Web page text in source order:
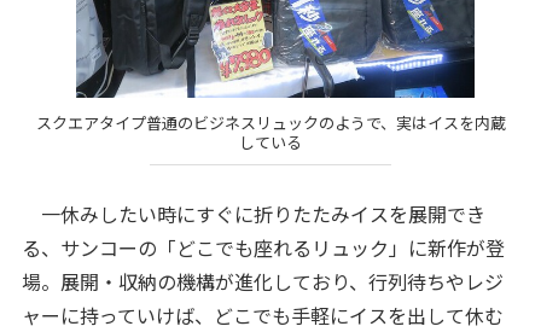
スクエアタイプ普通のビジネスリュックのようで、実はイスを内蔵
している
一休みしたい時にすぐに折りたたみイスを展開でき
る、サンコーの「どこでも座れるリュック」に新作が登
場。展開・収納の機構が進化しており、行列待ちやレジ
ャーに持っていけば、どこでも手軽にイスを出して休む